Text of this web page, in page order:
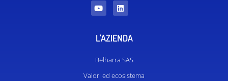
L'AZIENDA
Belharra SAS
Valori ed ecosistema